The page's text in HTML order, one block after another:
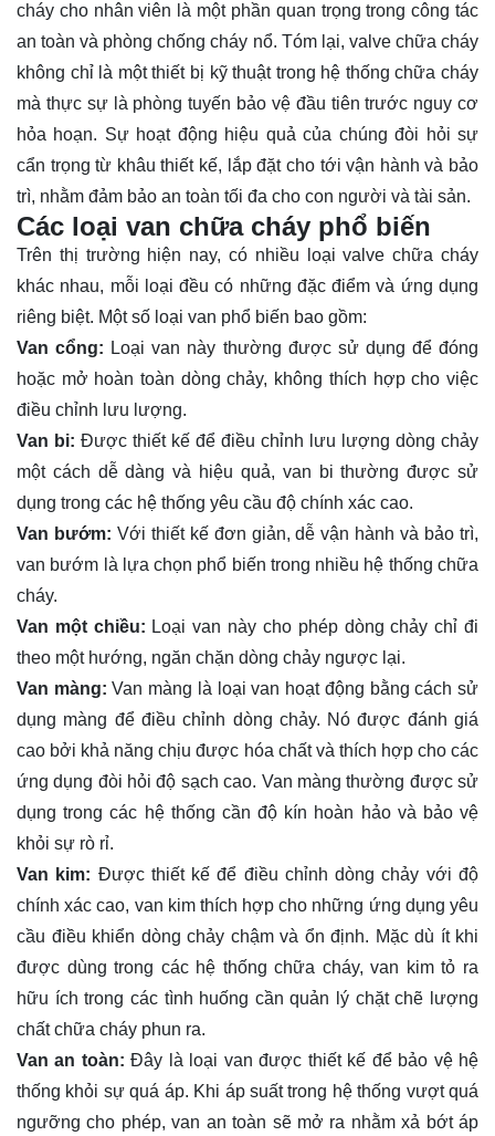
cháy cho nhân viên là một phần quan trọng trong công tác
an toàn và phòng chống cháy nổ. Tóm lại, valve chữa cháy
không chỉ là một thiết bị kỹ thuật trong hệ thống chữa cháy
mà thực sự là phòng tuyến bảo vệ đầu tiên trước nguy cơ
hỏa hoạn. Sự hoạt động hiệu quả của chúng đòi hỏi sự
cẩn trọng từ khâu thiết kế, lắp đặt cho tới vận hành và bảo
trì, nhằm đảm bảo an toàn tối đa cho con người và tài sản.
Các loại van chữa cháy phổ biến
Trên thị trường hiện nay, có nhiều loại valve chữa cháy
khác nhau, mỗi loại đều có những đặc điểm và ứng dụng
riêng biệt. Một số loại van phổ biến bao gồm:
Van cổng: Loại van này thường được sử dụng để đóng
hoặc mở hoàn toàn dòng chảy, không thích hợp cho việc
điều chỉnh lưu lượng.
Van bi: Được thiết kế để điều chỉnh lưu lượng dòng chảy
một cách dễ dàng và hiệu quả, van bi thường được sử
dụng trong các hệ thống yêu cầu độ chính xác cao.
Van bướm: Với thiết kế đơn giản, dễ vận hành và bảo trì,
van bướm là lựa chọn phổ biến trong nhiều hệ thống chữa
cháy.
Van một chiều: Loại van này cho phép dòng chảy chỉ đi
theo một hướng, ngăn chặn dòng chảy ngược lại.
Van màng:Van màng là loại van hoạt động bằng cách sử
dụng màng để điều chỉnh dòng chảy. Nó được đánh giá
cao bởi khả năng chịu được hóa chất và thích hợp cho các
ứng dụng đòi hỏi độ sạch cao. Van màng thường được sử
dụng trong các hệ thống cần độ kín hoàn hảo và bảo vệ
khỏi sự rò rỉ.
Van kim: Được thiết kế để điều chỉnh dòng chảy với độ
chính xác cao, van kim thích hợp cho những ứng dụng yêu
cầu điều khiển dòng chảy chậm và ổn định. Mặc dù ít khi
được dùng trong các hệ thống chữa cháy, van kim tỏ ra
hữu ích trong các tình huống cần quản lý chặt chẽ lượng
chất chữa cháy phun ra.
Van an toàn: Đây là loại van được thiết kế để bảo vệ hệ
thống khỏi sự quá áp. Khi áp suất trong hệ thống vượt quá
ngưỡng cho phép, van an toàn sẽ mở ra nhằm xả bớt áp